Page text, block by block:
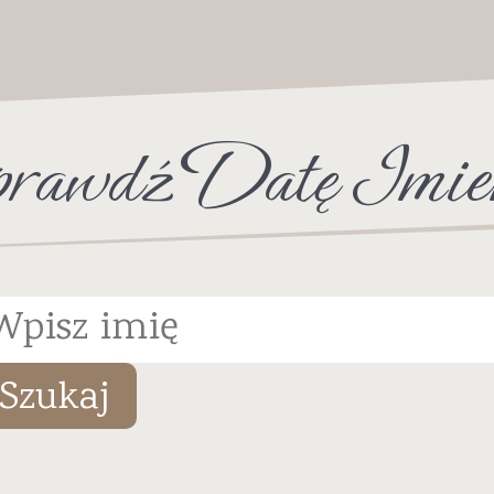
Datę